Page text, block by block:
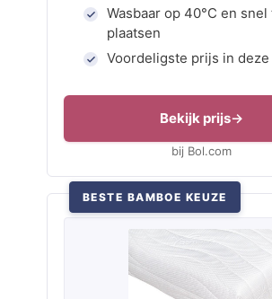
Wasbaar op 40°C en snel
plaatsen
Voordeligste prijs in
Bekijk prijs
bij Bol.com
BESTE BAMBOE KEUZE